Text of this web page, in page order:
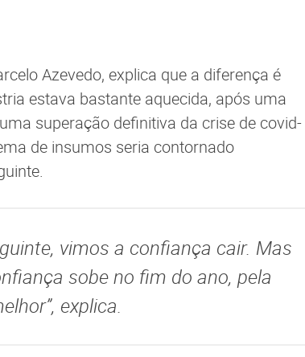
Azevedo, explica que a diferença é
estava bastante aquecida, após uma
superação definitiva da crise de covid-
de insumos seria contornado
vimos a confiança cair. Mas
sobe no fim do ano, pela
explica.